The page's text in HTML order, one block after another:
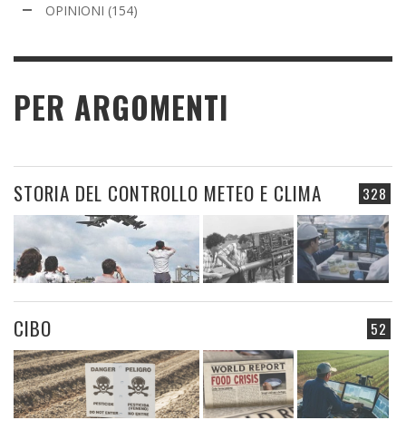
OPINIONI (154)
PER ARGOMENTI
328
STORIA DEL CONTROLLO METEO E CLIMA
52
CIBO